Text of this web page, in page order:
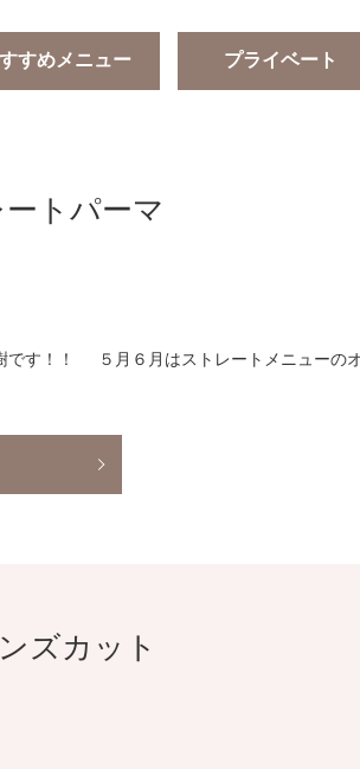
すめメニュー プライベート
トパーマ
です！！ ５月６月はストレートメニューの
ズカット